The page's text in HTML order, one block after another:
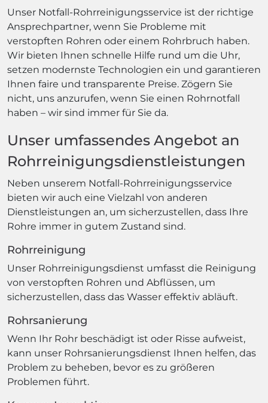
Unser Notfall-Rohrreinigungsservice ist der richtige
Ansprechpartner, wenn Sie Probleme mit
verstopften Rohren oder einem Rohrbruch haben.
Wir bieten Ihnen schnelle Hilfe rund um die Uhr,
setzen modernste Technologien ein und garantieren
Ihnen faire und transparente Preise. Zögern Sie
nicht, uns anzurufen, wenn Sie einen Rohrnotfall
haben – wir sind immer für Sie da.
Unser umfassendes Angebot an
Rohrreinigungsdienstleistungen
Neben unserem Notfall-Rohrreinigungsservice
bieten wir auch eine Vielzahl von anderen
Dienstleistungen an, um sicherzustellen, dass Ihre
Rohre immer in gutem Zustand sind.
Rohrreinigung
Unser Rohrreinigungsdienst umfasst die Reinigung
von verstopften Rohren und Abflüssen, um
sicherzustellen, dass das Wasser effektiv abläuft.
Rohrsanierung
Wenn Ihr Rohr beschädigt ist oder Risse aufweist,
kann unser Rohrsanierungsdienst Ihnen helfen, das
Problem zu beheben, bevor es zu größeren
Problemen führt.